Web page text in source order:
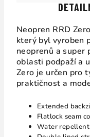
Neopren RRD
který byl vyroben
neoprenů a super
oblasti podpaží a
Zero je určen pro
praktičnost a
Extended
Flatlock seam
Water repellent